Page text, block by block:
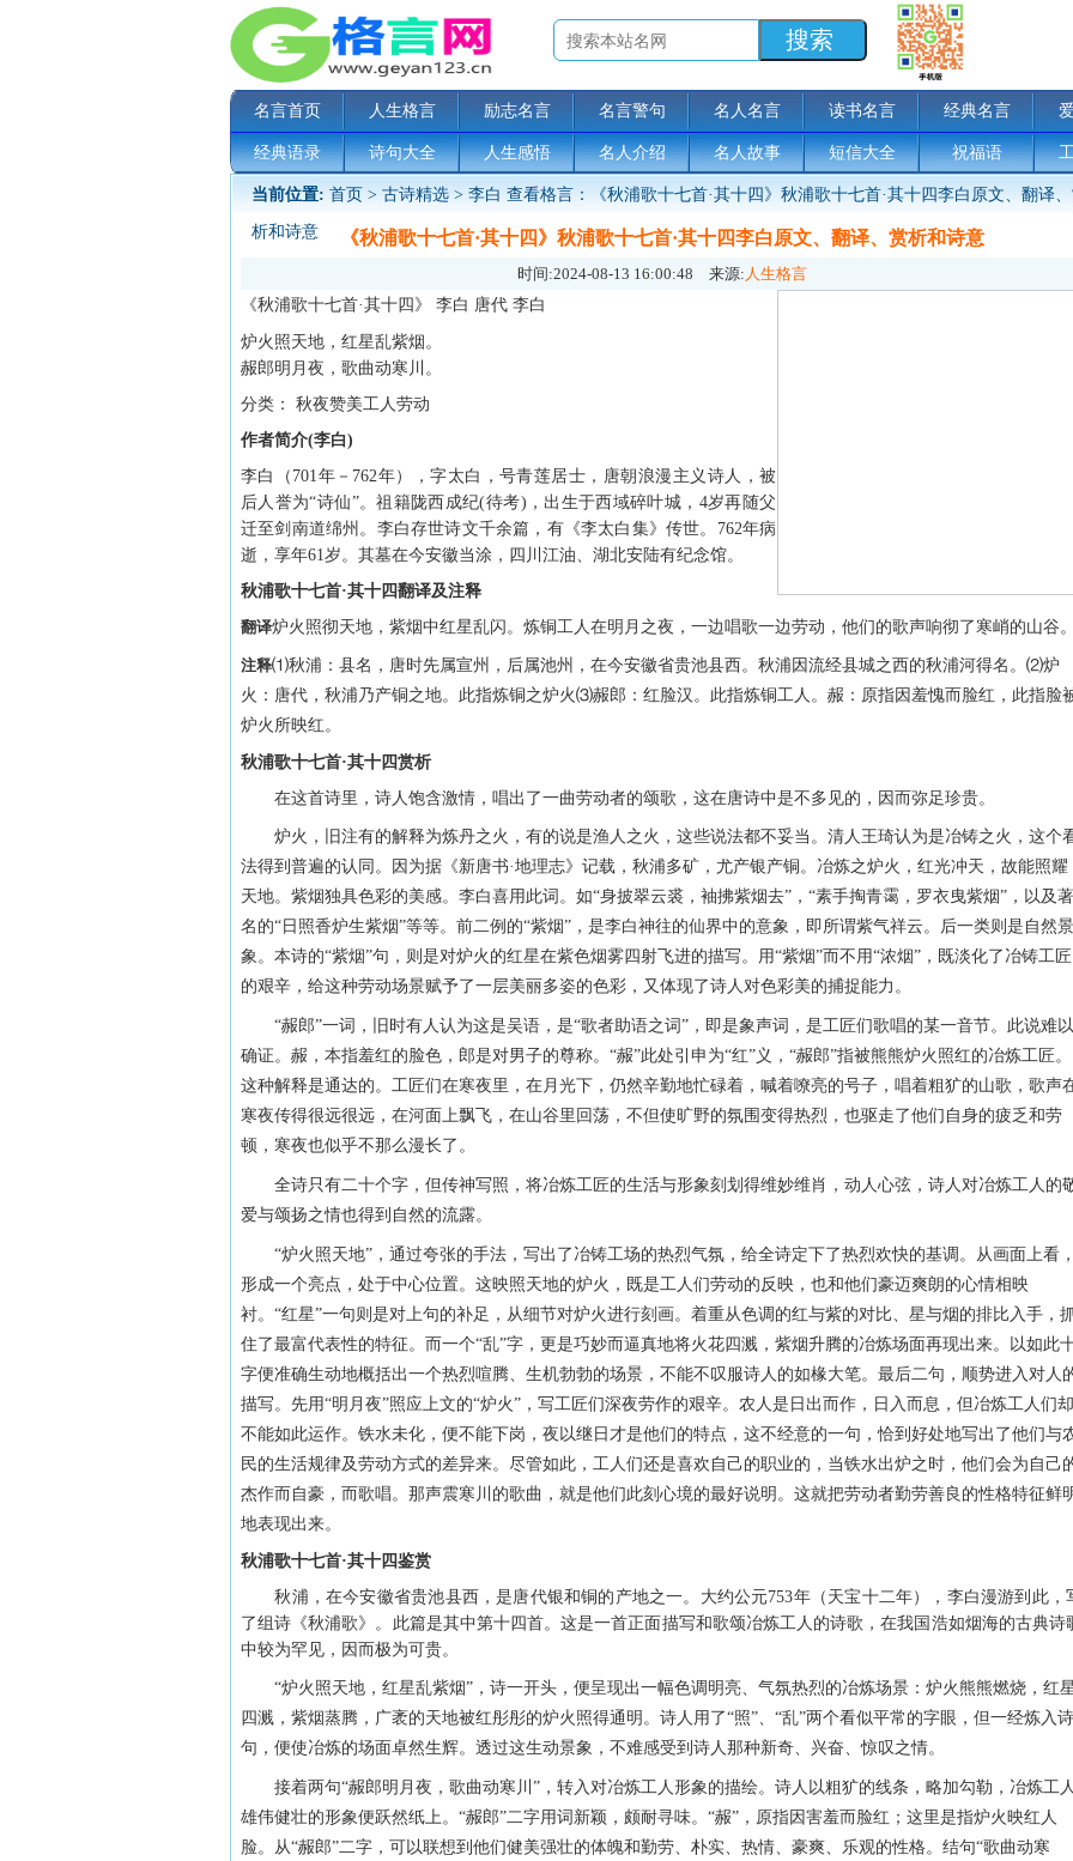
名言首页 人生格言 励志名言 名言警句 名人名言 读书名言 经典名言
经典语录 诗句大全 人生感悟 名人介绍 名人故事 短信大全 祝福语
当前位置: 首页 > 古诗精选 > 李白 查看格言：《秋浦歌十七首·其十四》秋浦歌十七首·其十四李白原文、翻译
析和诗意 《秋浦歌十七首·其十四》秋浦歌十七首·其十四李白原文、翻译、赏析和诗意
时间:2024-08-13 16:00:48 来源: 人生格言
《秋浦歌十七首·其十四》 李白 唐代 李白
炉火照天地，红星乱紫烟。
赧郎明月夜，歌曲动寒川。
分类： 秋夜赞美工人劳动
作者简介(李白)
李白（701年－762年），字太白，号青莲居士，唐朝浪漫主义诗人，被
后人誉为“诗仙”。祖籍陇西成纪(待考)，出生于西域碎叶城，4岁再随父
迁至剑南道绵州。李白存世诗文千余篇，有《李太白集》传世。762年病
逝，享年61岁。其墓在今安徽当涂，四川江油、湖北安陆有纪念馆。
秋浦歌十七首·其十四翻译及注释
翻译炉火照彻天地，紫烟中红星乱闪。炼铜工人在明月之夜，一边唱歌一边劳动，他们的歌声响彻了寒峭的山谷。
注释⑴秋浦：县名，唐时先属宣州，后属池州，在今安徽省贵池县西。秋浦因流经县城之西的秋浦河得名。⑵炉
火：唐代，秋浦乃产铜之地。此指炼铜之炉火⑶赧郎：红脸汉。此指炼铜工人。赧：原指因羞愧而脸红，此指脸
炉火所映红。
秋浦歌十七首·其十四赏析
在这首诗里，诗人饱含激情，唱出了一曲劳动者的颂歌，这在唐诗中是不多见的，因而弥足珍贵。
炉火，旧注有的解释为炼丹之火，有的说是渔人之火，这些说法都不妥当。清人王琦认为是冶铸之火，这个
法得到普遍的认同。因为据《新唐书·地理志》记载，秋浦多矿，尤产银产铜。冶炼之炉火，红光冲天，故能照耀
天地。紫烟独具色彩的美感。李白喜用此词。如“身披翠云裘，袖拂紫烟去”，“素手掏青霭，罗衣曳紫烟”，以及著
名的“日照香炉生紫烟”等等。前二例的“紫烟”，是李白神往的仙界中的意象，即所谓紫气祥云。后一类则是自然景
象。本诗的“紫烟”句，则是对炉火的红星在紫色烟雾四射飞进的描写。用“紫烟”而不用“浓烟”，既淡化了冶铸工匠
的艰辛，给这种劳动场景赋予了一层美丽多姿的色彩，又体现了诗人对色彩美的捕捉能力。
“赧郎”一词，旧时有人认为这是吴语，是“歌者助语之词”，即是象声词，是工匠们歌唱的某一音节。此说难以
确证。赧，本指羞红的脸色，郎是对男子的尊称。“赧”此处引申为“红”义，“赧郎”指被熊熊炉火照红的冶炼工匠。
这种解释是通达的。工匠们在寒夜里，在月光下，仍然辛勤地忙碌着，喊着嘹亮的号子，唱着粗犷的山歌，歌声
寒夜传得很远很远，在河面上飘飞，在山谷里回荡，不但使旷野的氛围变得热烈，也驱走了他们自身的疲乏和劳
顿，寒夜也似乎不那么漫长了。
全诗只有二十个字，但传神写照，将冶炼工匠的生活与形象刻划得维妙维肖，动人心弦，诗人对冶炼工人的
爱与颂扬之情也得到自然的流露。
“炉火照天地”，通过夸张的手法，写出了冶铸工场的热烈气氛，给全诗定下了热烈欢快的基调。从画面上看，
形成一个亮点，处于中心位置。这映照天地的炉火，既是工人们劳动的反映，也和他们豪迈爽朗的心情相映
衬。“红星”一句则是对上句的补足，从细节对炉火进行刻画。着重从色调的红与紫的对比、星与烟的排比入手，
住了最富代表性的特征。而一个“乱”字，更是巧妙而逼真地将火花四溅，紫烟升腾的冶炼场面再现出来。以如此
字便准确生动地概括出一个热烈喧腾、生机勃勃的场景，不能不叹服诗人的如椽大笔。最后二句，顺势进入对人
描写。先用“明月夜”照应上文的“炉火”，写工匠们深夜劳作的艰辛。农人是日出而作，日入而息，但冶炼工人们却
不能如此运作。铁水未化，便不能下岗，夜以继日才是他们的特点，这不经意的一句，恰到好处地写出了他们与
民的生活规律及劳动方式的差异来。尽管如此，工人们还是喜欢自己的职业的，当铁水出炉之时，他们会为自己
杰作而自豪，而歌唱。那声震寒川的歌曲，就是他们此刻心境的最好说明。这就把劳动者勤劳善良的性格特征鲜
地表现出来。
秋浦歌十七首·其十四鉴赏
秋浦，在今安徽省贵池县西，是唐代银和铜的产地之一。大约公元753年（天宝十二年），李白漫游到此，
了组诗《秋浦歌》。此篇是其中第十四首。这是一首正面描写和歌颂冶炼工人的诗歌，在我国浩如烟海的古典诗
中较为罕见，因而极为可贵。
“炉火照天地，红星乱紫烟”，诗一开头，便呈现出一幅色调明亮、气氛热烈的冶炼场景：炉火熊熊燃烧，红
四溅，紫烟蒸腾，广袤的天地被红彤彤的炉火照得通明。诗人用了“照”、“乱”两个看似平常的字眼，但一经炼入诗
句，便使冶炼的场面卓然生辉。透过这生动景象，不难感受到诗人那种新奇、兴奋、惊叹之情。
接着两句“赧郎明月夜，歌曲动寒川”，转入对冶炼工人形象的描绘。诗人以粗犷的线条，略加勾勒，冶炼工人
雄伟健壮的形象便跃然纸上。“赧郎”二字用词新颖，颇耐寻味。“赧”，原指因害羞而脸红；这里是指炉火映红人
脸。从“赧郎”二字，可以联想到他们健美强壮的体魄和勤劳、朴实、热情、豪爽、乐观的性格。结句“歌曲动寒